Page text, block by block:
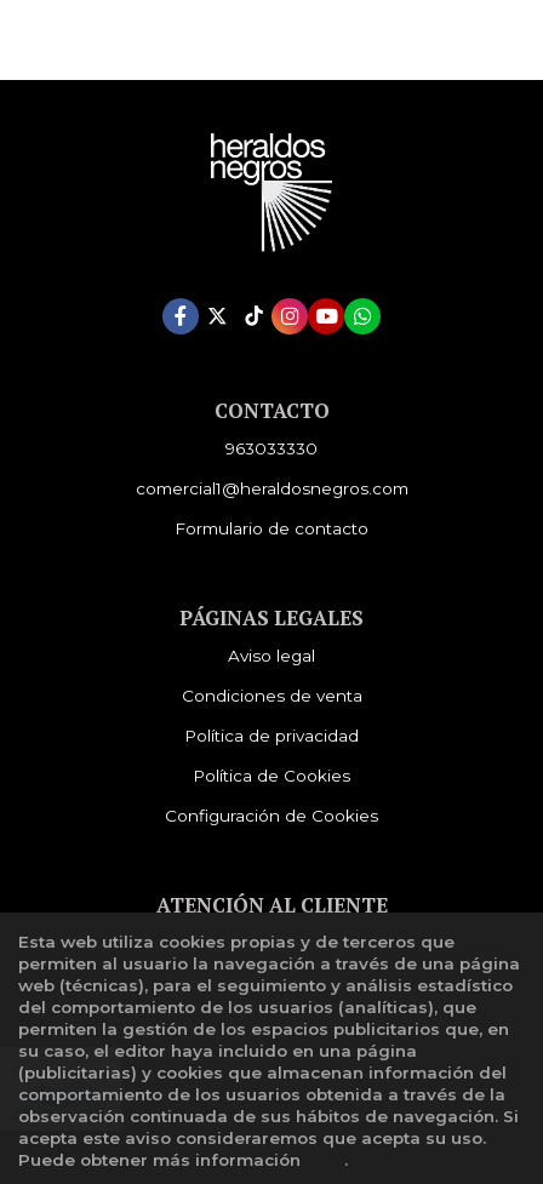
CONTACTO
963033330
comercial1@heraldosnegros.com
Formulario de contacto
PÁGINAS LEGALES
Aviso legal
Condiciones de venta
Política de privacidad
Política de Cookies
Configuración de Cookies
ATENCIÓN AL CLIENTE
Quiénes somos
Libro de reclamaciones
Esta web utiliza cookies propias y de terceros que
permiten al usuario la navegación a través de una página
web (técnicas), para el seguimiento y análisis estadístico
del comportamiento de los usuarios (analíticas), que
permiten la gestión de los espacios publicitarios que, en
su caso, el editor haya incluido en una página
(publicitarias) y cookies que almacenan información del
comportamiento de los usuarios obtenida a través de la
observación continuada de sus hábitos de navegación. Si
acepta este aviso consideraremos que acepta su uso.
Puede obtener más información
.